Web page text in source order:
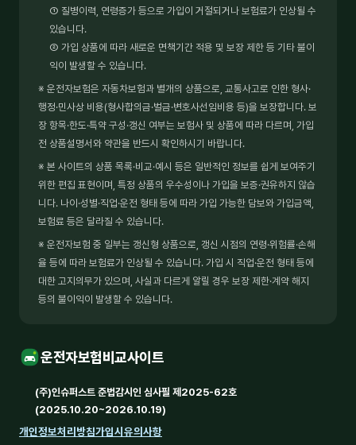
① 질병이력, 연령증가 등으로 가입이 거절되거나 보험료가 인상될 수
있습니다.
② 가입 상품에 따라 새로운 면책기간 적용 및 보장 제한 등 기타 불이
익이 발생할 수 있습니다.
※ 운전자보험은 자동차보험과 별개의 상품으로, 교통사고로 인한 형사·
행정·민사상 비용(형사합의금·벌금·변호사선임비용 등)을 보장합니다. 보
장 항목·한도·특약 구성·갱신 여부는 보험사 및 상품에 따라 다르며, 가입
전 상품설명서와 약관을 반드시 확인하시기 바랍니다.
※ 본 사이트의 상품 목록·비교·예시 등은 일반적인 정보를 쉽게 보여주기
위한 편집 표현이며, 특정 상품의 우수성이나 가입을 보증·권유하지 않습
니다. 나이·성별·직업·운전 형태 등에 따라 가입 가능한 담보와 가입금액,
보험료 등은 달라질 수 있습니다.
※ 운전자보험 중 일부는 갱신형 상품으로, 갱신 시점의 연령·위험률·손해
율 등에 따라 보험료가 인상될 수 있습니다. 가입 시 직업·운전 형태 등에
대한 고지의무가 있으며, 사실과 다르게 알릴 경우 보장 제한·계약 해지
등의 불이익이 발생할 수 있습니다.
운전자보험비교사이트
(주)인슈퍼스트 준법감시인 심사필 제2025-62호
(2025.10.20~2026.10.19)
개인정보처리방침가입시유의사항